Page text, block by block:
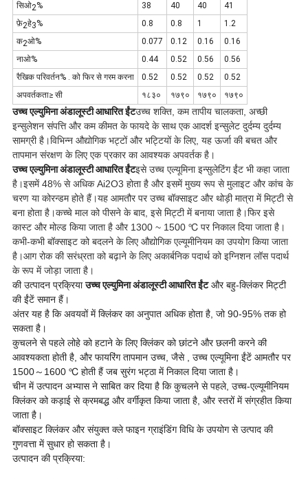
सिओ2% 38 40 40
41
फ़े2हे3% 0.8 0.8 1
1.2
क2ओ% 0.077 0.12 0.16
0.16
नाओ%
0.44 0.52 0.56
0.56
रैखिक परिवर्तन% . को फिर से गरम करना
0.52 0.52 0.52
0.52
अपवर्तकता≥ सी
१८३० १७९० १७९० १७९०
उच्च एल्युमिना अंडालूस्टी आधारित ईंटउच्च शक्ति, कम तापीय चालकता, अच्छी
इन्सुलेशन संपत्ति और कम कीमत के फायदे के साथ एक आदर्श इन्सुलेट दुर्दम्य दुर्दम्य
सामग्री है।विभिन्न औद्योगिक भट्टों और भट्टियों के लिए, यह ऊर्जा की बचत और
तापमान संरक्षण के लिए एक प्रकार का आवश्यक अपवर्तक है।
उच्च एल्युमिना अंडालूस्टी आधारित ईंटइसे उच्च एल्यूमिना इन्सुलेटिंग ईंट भी कहा जाता
है।इसमें 48% से अधिक Ai2O3 होता है और इसमें मुख्य रूप से मुलाइट और कांच के
चरण या कोरन्डम होते हैं।यह आमतौर पर उच्च बॉक्साइट और थोड़ी मात्रा में मिट्टी से
बना होता है।कच्चे माल को पीसने के बाद, इसे मिट्टी में बनाया जाता है।फिर इसे
कास्ट और मोल्ड किया जाता है और 1300 ~ 1500 ℃ पर निकाल दिया जाता है।
कभी-कभी बॉक्साइट को बदलने के लिए औद्योगिक एल्यूमीनियम का उपयोग किया जाता
है।आग रोक की सरंध्रता को बढ़ाने के लिए अकार्बनिक पदार्थ को इग्निशन लॉस पदार्थ
के रूप में जोड़ा जाता है।
की उत्पादन प्रक्रियाउच्च एल्युमिना अंडालूस्टी आधारित ईंटऔर बहु-क्लिंकर मिट्टी
की ईंटें समान हैं।
अंतर यह है कि अवयवों में क्लिंकर का अनुपात अधिक होता है, जो 90-95% तक हो
सकता है।
कुचलने से पहले लोहे को हटाने के लिए क्लिंकर को छांटने और छलनी करने की
आवश्यकता होती है, और फायरिंग तापमान उच्च, जैसे , उच्च एल्यूमिना ईंटें आमतौर पर
1500～1600 ℃ होती हैं जब सुरंग भट्ठा में निकाल दिया जाता है।
चीन में उत्पादन अभ्यास ने साबित कर दिया है कि कुचलने से पहले, उच्च-एल्यूमीनियम
क्लिंकर को कड़ाई से क्रमबद्ध और वर्गीकृत किया जाता है, और स्तरों में संग्रहीत किया
जाता है।
बॉक्साइट क्लिंकर और संयुक्त क्ले फाइन ग्राइंडिंग विधि के उपयोग से उत्पाद की
गुणवत्ता में सुधार हो सकता है।
उत्पादन की प्रक्रिया: